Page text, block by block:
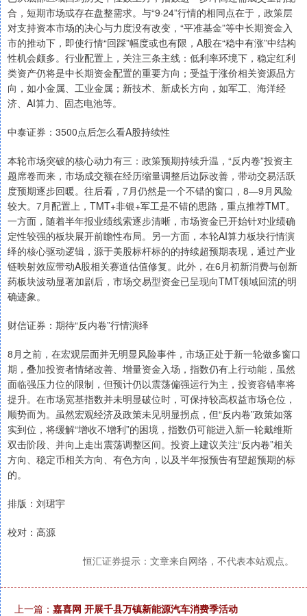
合，短期市场或存在盘整需求。与“9·24”行情的相同点在于，政策层
对支持资本市场的决心与力度没有改变，“平准基金”等中长期资金入
市的推动下，即使行情“回踩”幅度或也有限，A股在“稳中有涨”中结构
性机会颇多。行业配置上，关注三条主线：低利率环境下，稳定红利
类资产仍将是中长期资金配置的重要方向；受益于涨价相关资源品方
向，如小金属、工业金属；新技术、新成长方向，如军工、海洋经
济、AI算力、固态电池等。
中泰证券：3500点后怎么看A股持续性
本轮市场突破的核心动力有三：政策预期持续升温，“反内卷”投资主
题席卷而来，市场成交额在经历缩量调整后边际改善，带动交易活跃
度预期逐步回暖。往后看，7月仍然是一个不错的窗口，8—9月风险
较大。7月配置上，TMT+非银+军工是不错的思路，重点推荐TMT。
一方面，随着半年报业绩线索逐步清晰，市场资金已开始针对业绩确
定性较强的板块展开前瞻性布局。另一方面，本轮AI算力板块行情演
绎的核心驱动逻辑，源于美股标杆标的的持续超预期表现，通过产业
链映射效应带动A股相关赛道估值修复。此外，在6月初新消费与创新
药板块波动显著加剧后，市场交易型资金已呈现向TMT领域回流的明
确迹象。
财信证券：期待“反内卷”行情演绎
8月之前，在宏观层面并无明显风险事件，市场正处于新一轮做多窗口
期，叠加投资者情绪改善、增量资金入场，指数仍有上行动能，虽然
面临强压力位的限制，但预计仍以震荡偏强运行为主，投资容错率将
提升。在市场宽基指数并未明显破位时，可保持较高权益市场仓位，
顺势而为。虽然宏观经济及政策未见明显拐点，但“反内卷”政策如落
实到位，将缓解“增收不增利”的困境，指数仍可能进入新一轮戴维斯
双击阶段、并向上走出震荡调整区间。投资上建议关注“反内卷”相关
方向、稳定币相关方向、有色方向，以及半年报预告有望超预期的标
的。
排版：刘珺宇
校对：高源
恒汇证券提示：文章来自网络，不代表本站观点。
上一篇： 嘉喜网 开展千县万镇新能源汽车消费季活动